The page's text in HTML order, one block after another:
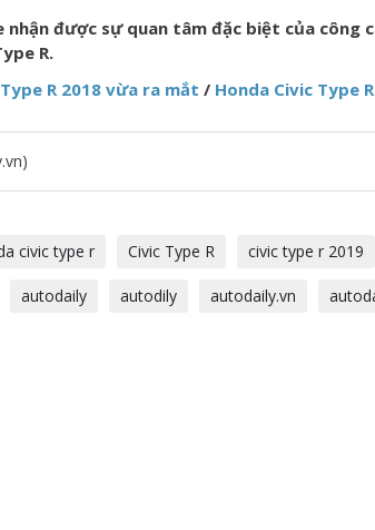
được sự quan tâm đặc biệt của công
R.
R 2018 vừa ra mắt / Honda Civic Type
civic type r Civic Type R civic type r 2019
autodaily autodily autodaily.vn